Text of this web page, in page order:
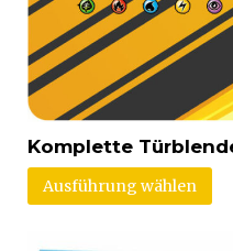
Komplette
Ausführung wählen